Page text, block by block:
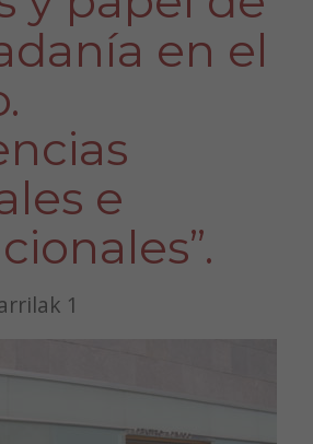
en el
e
1